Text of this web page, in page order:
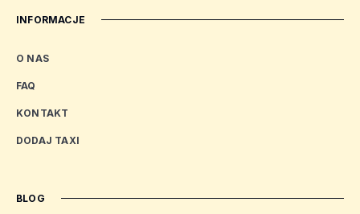
INFORMACJE
O NAS
FAQ
KONTAKT
DODAJ TAXI
BLOG